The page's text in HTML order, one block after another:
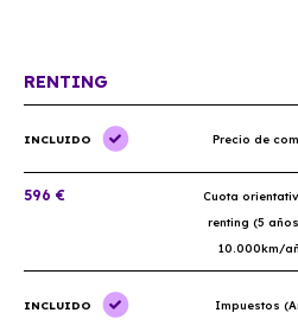
RENTING
INCLUIDO Precio de
596 €
Cuota
renting (5
10.000km/
INCLUIDO Impuestos